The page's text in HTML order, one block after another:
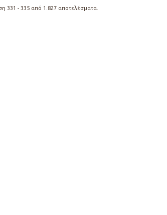
331 - 335 από 1.827 αποτελέσματα.